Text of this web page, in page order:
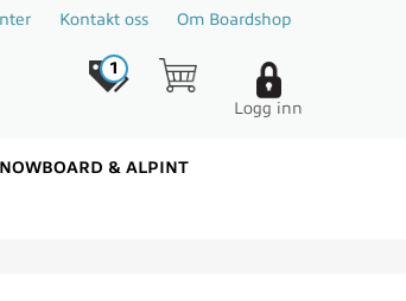
Kontakt oss Om Boardshop
Logg inn
1
& ALPINT